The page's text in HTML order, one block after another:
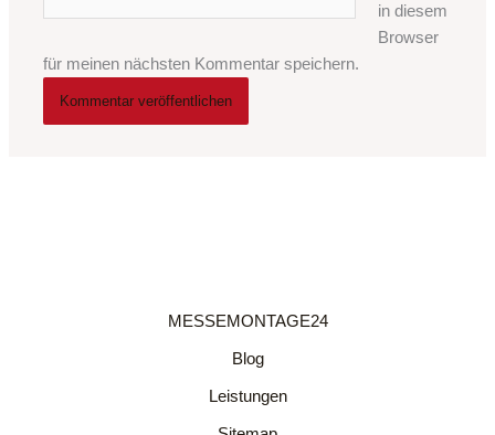
in diesem
Browser
für meinen nächsten Kommentar speichern.
MESSEMONTAGE24
Blog
Leistungen